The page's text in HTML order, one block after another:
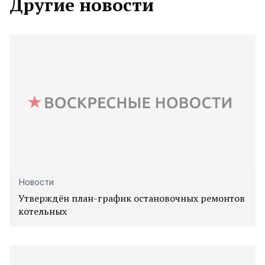
Новости
Утверждён план-график остановочных ремонтов
котельных